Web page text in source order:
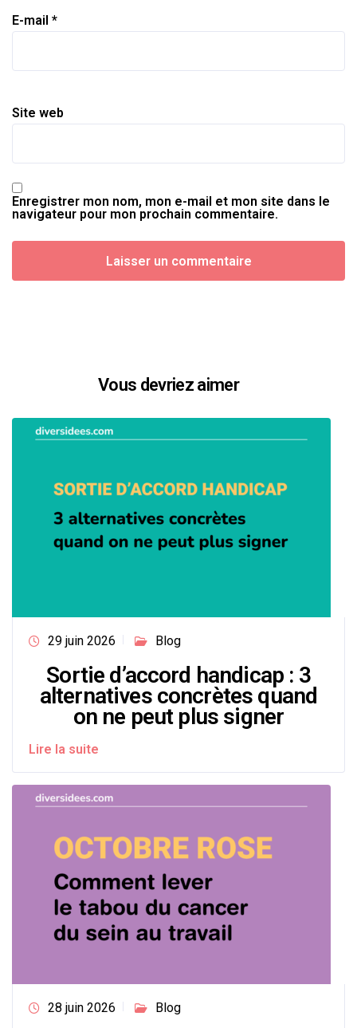
E-mail *
Site web
Enregistrer mon nom, mon e-mail et mon site dans le
navigateur pour mon prochain commentaire.
Vous devriez aimer
29 juin 2026 Blog
Sortie d’accord handicap : 3
alternatives concrètes quand
on ne peut plus signer
Lire la suite
28 juin 2026 Blog